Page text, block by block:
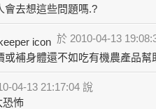
會去想這些問題嗎.?
於 2010-04-13
或補身體還不如吃有機農產品幫
04-13 21:17:04 說
恐怖